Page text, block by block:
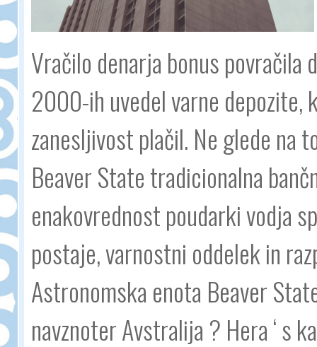
Vračilo denarja bonus povračila
2000-ih uvedel varne depozite,
zanesljivost plačil. Ne glede na
Beaver State tradicionalna
enakovrednost poudarki vodja
postaje, varnostni oddelek in
Astronomska enota Beaver
navznoter Avstralija ? Hera ‘ s